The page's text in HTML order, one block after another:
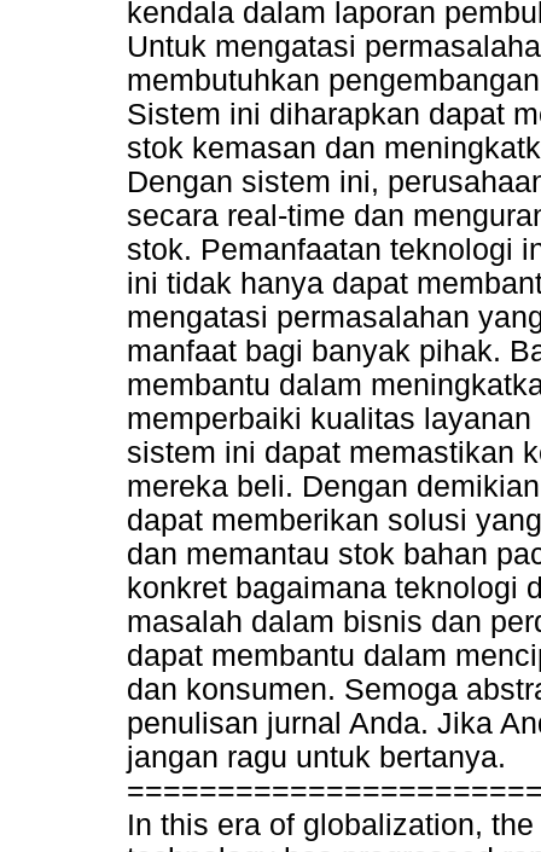
kendala dalam laporan
Untuk mengatasi
membutuhkan
Sistem ini diharapkan dapat
stok kemasan dan
Dengan sistem ini,
secara real-time dan
stok. Pemanfaatan teknologi
ini tidak hanya dapat
mengatasi permasalahan
manfaat bagi banyak pihak.
membantu dalam
memperbaiki kualitas
sistem ini dapat memastikan
mereka beli. Dengan
dapat memberikan solusi
dan memantau stok bahan
konkret bagaimana teknologi
masalah dalam bisnis dan
dapat membantu dalam
dan konsumen. Semoga
penulisan jurnal Anda. Jika
jangan ragu untuk bertanya.
In this era of globalization,